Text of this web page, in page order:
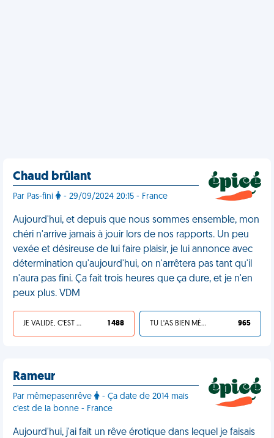
Chaud brûlant
Par Pas-fini - 29/09/2024 20:15 - France
Aujourd'hui, et depuis que nous sommes ensemble, mon
chéri n'arrive jamais à jouir lors de nos rapports. Un peu
vexée et désireuse de lui faire plaisir, je lui annonce avec
détermination qu'aujourd'hui, on n'arrêtera pas tant qu'il
n'aura pas fini. Ça fait trois heures que ça dure, et je n'en
peux plus. VDM
JE VALIDE, C'EST UNE VDM 1 488 TU L'AS BIEN MÉRITÉ 965
Rameur
Par mêmepasenrêve
- Ça date de 2014 mais
c'est de la bonne - France
Aujourd'hui, j'ai fait un rêve érotique dans lequel je faisais